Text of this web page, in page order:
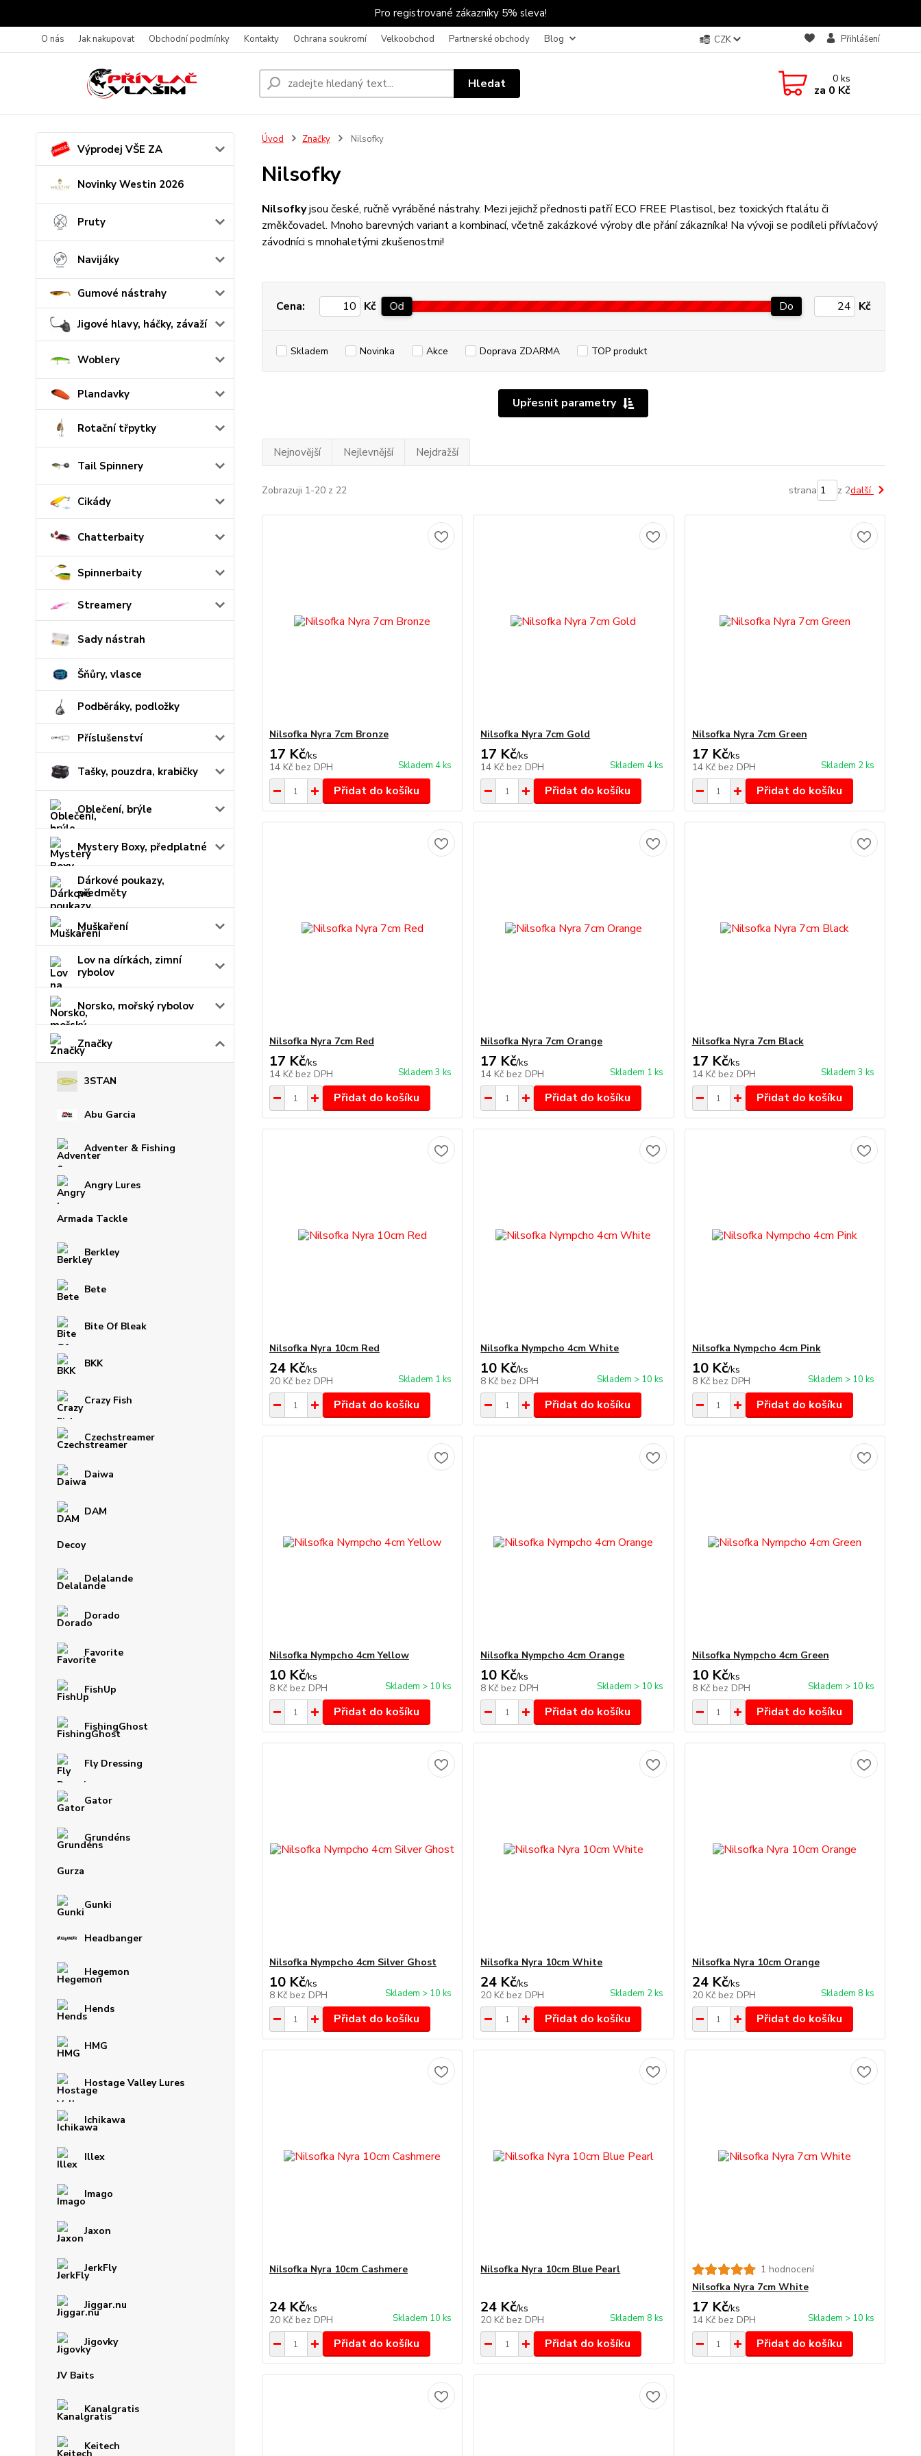
Pro registrované zákazníky 5% sleva!
O nás Jak nakupovat Obchodní podmínky Kontakty Ochrana soukromí Velkoobchod Partnerské obchody Blog CZK Přihlášení
Hledat 0ks
za 0 Kč
Výprodej VŠE ZA
Novinky Westin 2026
Pruty
Navijáky
Gumové nástrahy
Jigové hlavy, háčky, závaží
Woblery
Plandavky
Rotační třpytky
Tail Spinnery
Cikády
Chatterbaity
Spinnerbaity
Streamery
Sady nástrah
Šňůry, vlasce
Podběráky, podložky
Příslušenství
Tašky, pouzdra, krabičky
Oblečení, brýle
Mystery Boxy, předplatné
Dárkové poukazy,
předměty
Muškaření
Lov na dírkách, zimní
rybolov
Norsko, mořský rybolov
Značky
3STAN
Abu Garcia
Adventer & Fishing
Angry Lures
Armada Tackle
Berkley
Bete
Bite Of Bleak
BKK
Crazy Fish
Czechstreamer
Daiwa
DAM
Decoy
Delalande
Dorado
Favorite
FishUp
FishingGhost
Fly Dressing
Gator
Grundéns
Gurza
Gunki
Headbanger
Hegemon
Hends
HMG
Hostage Valley Lures
Ichikawa
Illex
Imago
Jaxon
JerkFly
Jiggar.nu
Jigovky
JV Baits
Kanalgratis
Keitech
Úvod Značky Nilsofky
Nilsofky
Nilsofkyjsou české, ručně vyráběné nástrahy. Mezi jejichž přednosti patří ECO FREE Plastisol, bez toxických ftalátu či
změkčovadel. Mnoho barevných variant a kombinací, včetně zakázkové výroby dle přání zákazníka! Na vývoji se podíleli přívlačový
závodníci s mnohaletými zkušenostmi!
Upřesnit parametry
Cena: Kč Od Do Kč
Skladem Novinka Akce Doprava ZDARMA TOP produkt
Nejnovější Nejlevnější Nejdražší
Zobrazuji 1-20 z 22 strana z 2další
Nilsofka Nyra 7cm Bronze
17 Kč/ks
14 Kč bez DPH Skladem 4 ks
Přidat do košíku
Nilsofka Nyra 7cm Gold
17 Kč/ks
14 Kč bez DPH Skladem 4 ks
Přidat do košíku
Nilsofka Nyra 7cm Green
17 Kč/ks
14 Kč bez DPH Skladem 2 ks
Přidat do košíku
Nilsofka Nyra 7cm Red
17 Kč/ks
14 Kč bez DPH Skladem 3 ks
Přidat do košíku
Nilsofka Nyra 7cm Orange
17 Kč/ks
14 Kč bez DPH Skladem 1 ks
Přidat do košíku
Nilsofka Nyra 7cm Black
17 Kč/ks
14 Kč bez DPH Skladem 3 ks
Přidat do košíku
Nilsofka Nyra 10cm Red
24 Kč/ks
20 Kč bez DPH Skladem 1 ks
Přidat do košíku
Nilsofka Nympcho 4cm White
10 Kč/ks
8 Kč bez DPH Skladem > 10 ks
Přidat do košíku
Nilsofka Nympcho 4cm Pink
10 Kč/ks
8 Kč bez DPH Skladem > 10 ks
Přidat do košíku
Nilsofka Nympcho 4cm Yellow
10 Kč/ks
8 Kč bez DPH Skladem > 10 ks
Přidat do košíku
Nilsofka Nympcho 4cm Orange
10 Kč/ks
8 Kč bez DPH Skladem > 10 ks
Přidat do košíku
Nilsofka Nympcho 4cm Green
10 Kč/ks
8 Kč bez DPH Skladem > 10 ks
Přidat do košíku
Nilsofka Nympcho 4cm Silver Ghost
10 Kč/ks
8 Kč bez DPH Skladem > 10 ks
Přidat do košíku
Nilsofka Nyra 10cm White
24 Kč/ks
20 Kč bez DPH Skladem 2 ks
Přidat do košíku
Nilsofka Nyra 10cm Orange
24 Kč/ks
20 Kč bez DPH Skladem 8 ks
Přidat do košíku
Nilsofka Nyra 10cm Cashmere
24 Kč/ks
20 Kč bez DPH Skladem 10 ks
Přidat do košíku
Nilsofka Nyra 10cm Blue Pearl
24 Kč/ks
20 Kč bez DPH Skladem 8 ks
Přidat do košíku
1 hodnocení
Nilsofka Nyra 7cm White
17 Kč/ks
14 Kč bez DPH Skladem > 10 ks
Přidat do košíku